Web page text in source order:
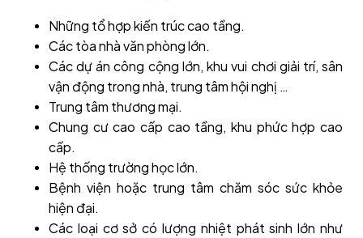
Những tổ hợp kiến trúc cao tầng.
Các tòa nhà văn phòng lớn.
Các dự án công cộng lớn, khu vui chơi giải trí, sân
vận động trong nhà, trung tâm hội nghị …
Trung tâm thương mại.
Chung cư cao cấp cao tầng, khu phức hợp cao
cấp.
Hệ thống trường học lớn.
Bệnh viện hoặc trung tâm chăm sóc sức khỏe
hiện đại.
Các loại cơ sở có lượng nhiệt phát sinh lớn như